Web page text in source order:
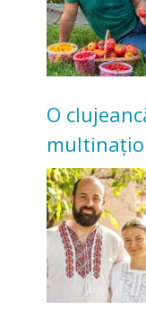
O
Acum
bunicilor